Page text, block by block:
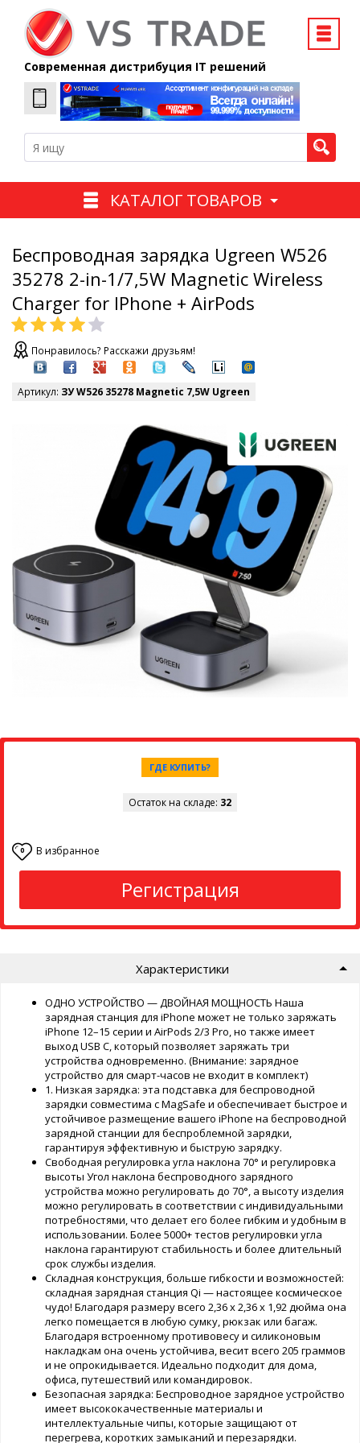
Современная дистрибуция IT решений
КАТАЛОГ ТОВАРОВ
Беспроводная зарядка Ugreen W526
35278 2-in-1/7,5W Magnetic Wireless
Charger for IPhone + AirPods
Понравилось? Расскажи друзьям!
Артикул: ЗУ W526 35278 Magnetic 7,5W Ugreen
ГДЕ КУПИТЬ?
Остаток на складе: 32
0 В избранное
Регистрация
Характеристики
ОДНО УСТРОЙСТВО — ДВОЙНАЯ МОЩНОСТЬ Наша
зарядная станция для iPhone может не только заряжать
iPhone 12–15 серии и AirPods 2/3 Pro, но также имеет
выход USB C, который позволяет заряжать три
устройства одновременно. (Внимание: зарядное
устройство для смарт-часов не входит в комплект)
1. Низкая зарядка: эта подставка для беспроводной
зарядки совместима с MagSafe и обеспечивает быстрое и
устойчивое размещение вашего iPhone на беспроводной
зарядной станции для беспроблемной зарядки,
гарантируя эффективную и быструю зарядку.
Свободная регулировка угла наклона 70° и регулировка
высоты Угол наклона беспроводного зарядного
устройства можно регулировать до 70°, а высоту изделия
можно регулировать в соответствии с индивидуальными
потребностями, что делает его более гибким и удобным в
использовании. Более 5000+ тестов регулировки угла
наклона гарантируют стабильность и более длительный
срок службы изделия.
Складная конструкция, больше гибкости и возможностей:
складная зарядная станция Qi — настоящее космическое
чудо! Благодаря размеру всего 2,36 x 2,36 x 1,92 дюйма она
легко помещается в любую сумку, рюкзак или багаж.
Благодаря встроенному противовесу и силиконовым
накладкам она очень устойчива, весит всего 205 граммов
и не опрокидывается. Идеально подходит для дома,
офиса, путешествий или командировок.
Безопасная зарядка: Беспроводное зарядное устройство
имеет высококачественные материалы и
интеллектуальные чипы, которые защищают от
перегрева, коротких замыканий и перезарядки.